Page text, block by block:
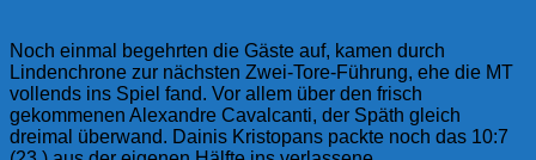
Noch einmal begehrten die Gäste auf, kamen durch
Lindenchrone zur nächsten Zwei-Tore-Führung, ehe die MT
vollends ins Spiel fand. Vor allem über den frisch
gekommenen Alexandre Cavalcanti, der Späth gleich
dreimal überwand. Dainis Kristopans packte noch das 10:7